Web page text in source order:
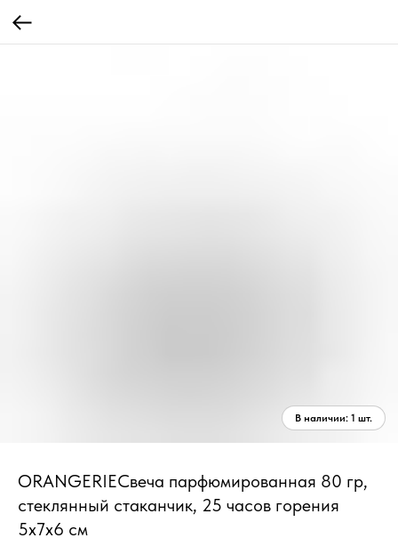
ORANGERIEСвеча парфюмированная 80 гр,
стеклянный стаканчик, 25 часов горения
5х7х6 см